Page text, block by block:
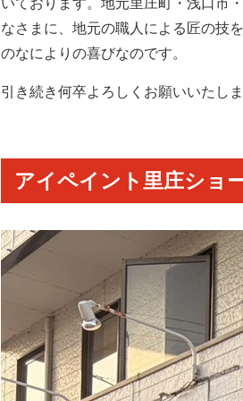
いております。地元里庄町・浅口市
なさまに、地元の職人による匠の技
のなによりの喜びなのです。
引き続き何卒よろしくお願いいたしま
アイペイント里庄ショ